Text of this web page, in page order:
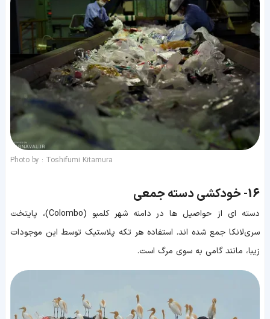
Photo by : Toshifumi Kitamura
16- خودکشی دسته جمعی
دسته ای از حواصیل ها در دامنه شهر کلمبو (Colombo)، پایتخت
سری‌لانکا جمع شده اند. استفاده هر تکه پلاستیک توسط این موجودات
زیبا، مانند گامی به سوی مرگ است.